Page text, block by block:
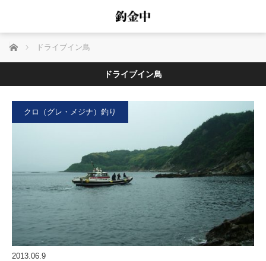
ホーム ドライブイン鳥
ドライブイン鳥
クロ（グレ・メジナ）釣り
2013.06.9